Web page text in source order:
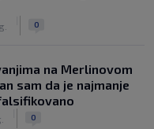
0
na Merlinovom
sam da je najmanje
0